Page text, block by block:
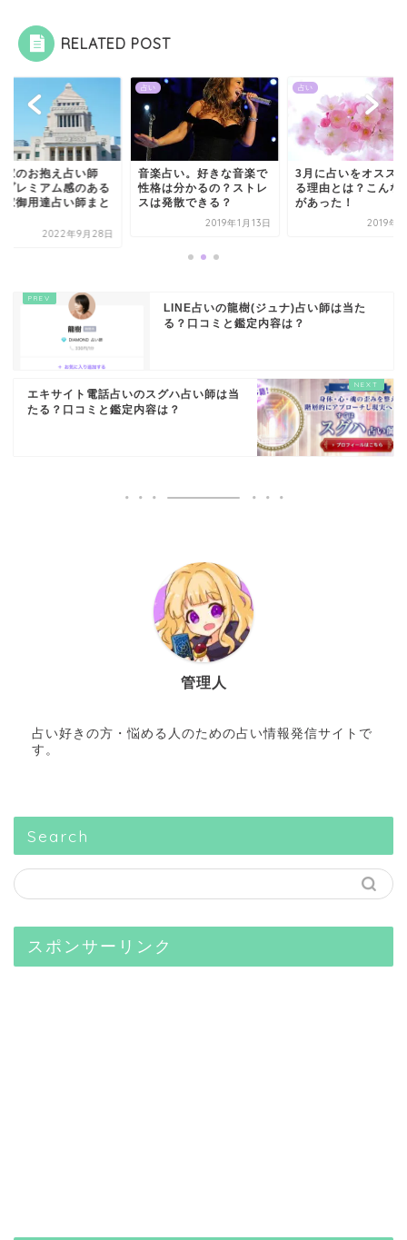
RELATED POST
家のお抱え占い師
プレミアム感のある
家御用達占い師まと
2022年9月28日
占い
音楽占い。好きな音楽で
性格は分かるの？ストレ
スは発散できる？
2019年1月13日
占い
3月に占いをオスス
る理由とは？こんな
があった！
2019年1
LINE占いの龍樹(ジュナ)占い師は当た
る？口コミと鑑定内容は？
エキサイト電話占いのスグハ占い師は当
たる？口コミと鑑定内容は？
管理人
占い好きの方・悩める人のための占い情報発信サイトで
す。
Search
スポンサーリンク